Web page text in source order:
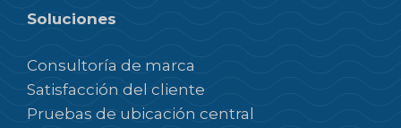
Soluciones
Consultoría de marca
Satisfacción del cliente
Pruebas de ubicación central